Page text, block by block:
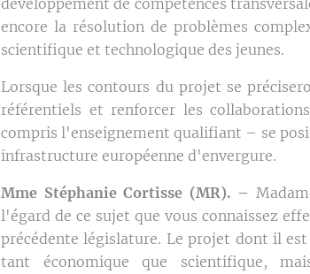
encore la résolution de problèmes
scientifique et technologique des jeunes.
Lorsque les contours du projet se
référentiels et renforcer les
compris l'enseignement qualifiant – se
infrastructure européenne d'envergure.
Mme Stéphanie Cortisse (MR). –
l'égard de ce sujet que vous connaissez
précédente législature. Le projet dont il
tant économique que scientifique,